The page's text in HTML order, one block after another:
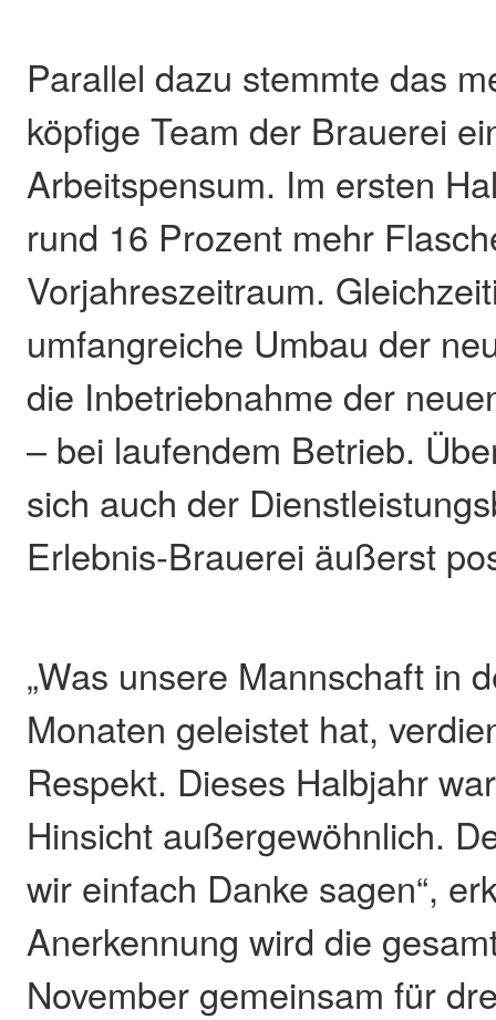
Parallel dazu stemmte das
köpfige Team der Brauerei
Arbeitspensum. Im ersten
rund 16 Prozent mehr
Vorjahreszeitraum.
umfangreiche Umbau der
die Inbetriebnahme der
– bei laufendem Betrieb.
sich auch der
Erlebnis-Brauerei äußerst
„Was unsere Mannschaft in
Monaten geleistet hat,
Respekt. Dieses Halbjahr
Hinsicht außergewöhnlich.
wir einfach Danke sagen“,
Anerkennung wird die
November gemeinsam für